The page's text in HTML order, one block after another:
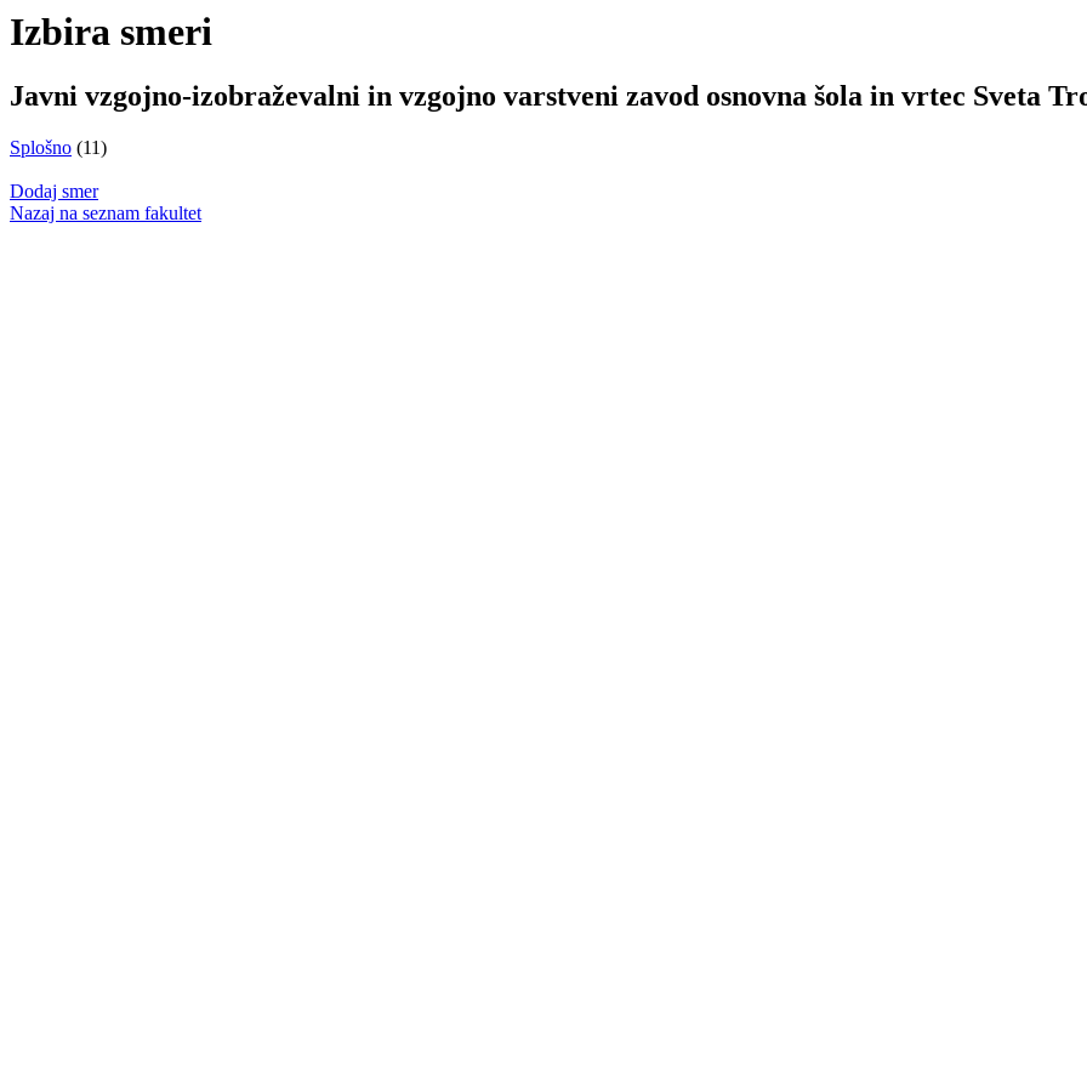
Izbira smeri
Javni vzgojno-izobraževalni in vzgojno varstveni zavod osnovna šola in vrtec Sveta
Splošno (11)
Dodaj smer
Nazaj na seznam fakultet